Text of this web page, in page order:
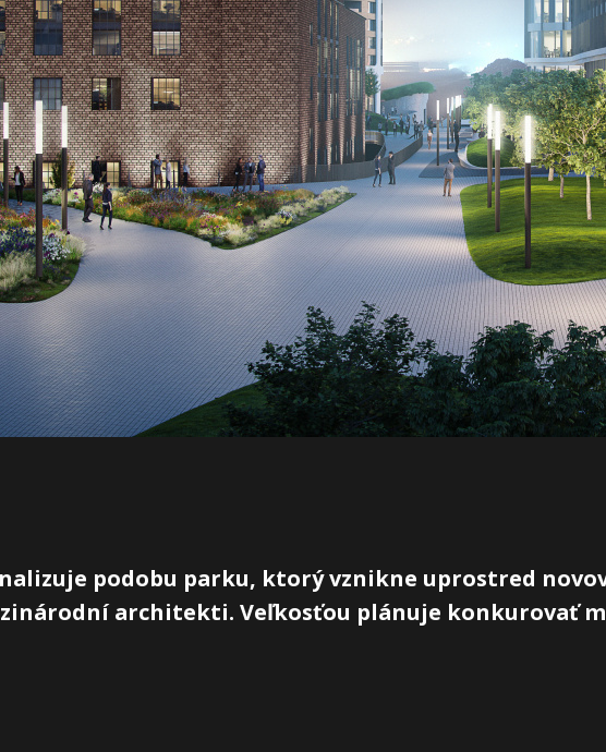
podobu parku, ktorý vznikne uprostred
architekti. Veľkosťou plánuje konkurovať